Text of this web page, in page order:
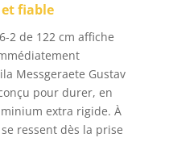
DES
ultra-rigide
rainures de
pour
grande stabilité.
à nettoyer grâce
revêtement en
fiable
2 de 122 cm affiche
Messgeraete Gustav
pour durer, en
extra rigide. À
ressent dès la prise